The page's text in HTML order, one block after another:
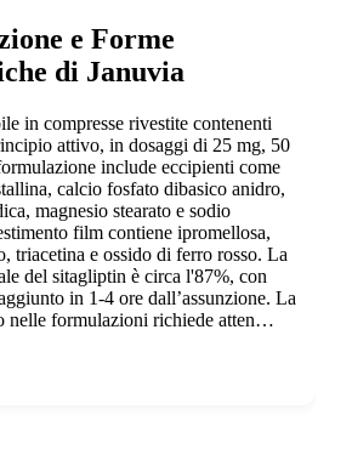
e Forme
di Januvia
in compresse rivestite contenenti
attivo, in dosaggi di 25 mg, 50
include eccipienti come
calcio fosfato dibasico anidro,
magnesio stearato e sodio
film contiene ipromellosa,
triacetina e ossido di ferro rosso. La
del sitagliptin è circa l'87%, con
in 1-4 ore dall’assunzione. La
nelle formulazioni richiede atten…